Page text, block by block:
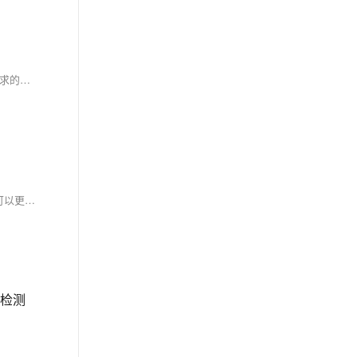
数据加密、密钥管理和数据完整性验证是物联网安全的重要组成部分。对称加密（如AES）和非对称加密（如RSA）分别适用于大量数据和高安全需求的场景。密钥需安全存储并定期更新。数据完整性通过MAC（如HMAC-SHA256）和数字签名（如RSA签名）验证。通信协议如MQTT over TLS/SSL和CoAP over DTLS增强传输安全，确保数据在传输过程中的机密性和完整性。
【8月更文挑战第11天】物联网数据是数字化转型的重要资源。通过深入理解物联网数据的特性和价值，并采取有效的收集、处理和分析策略，我们可以更好地利用这些数据为企业决策提供支持、优化运营效率、创造新的商业模式并推动数字化转型的深入发展。
测